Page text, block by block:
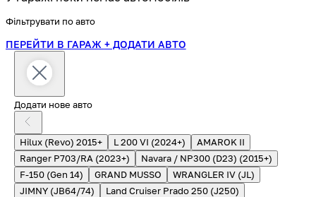
Фільтрувати по авто
ПЕРЕЙТИ В ГАРАЖ + ДОДАТИ АВТО
Додати нове авто
Hilux (Revo) 2015+ L 200 VI (2024+)
AMAROK II
Ranger P703/RA (2023+)
Navara / NP300 (D23) (2015+)
F-150 (Gen 14)
GRAND MUSSO
WRANGLER IV (JL)
JIMNY (JB64/74)
Land Cruiser Prado 250 (J250)